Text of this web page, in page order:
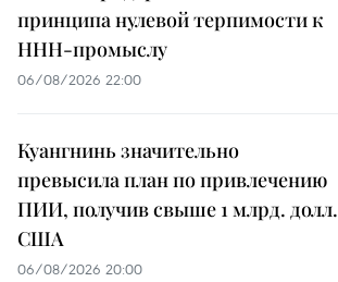
принципа нулевой терпимости к
ННН-промыслу
06/08/2026 22:00
Куангнинь значительно
превысила план по привлечению
ПИИ, получив свыше 1 млрд. долл.
США
06/08/2026 20:00